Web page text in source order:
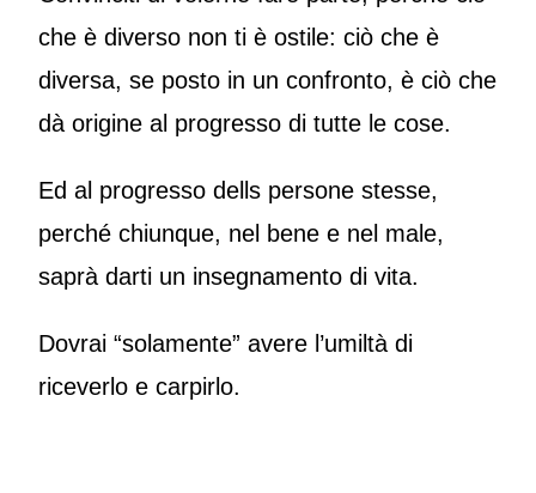
che è diverso non ti è ostile: ciò che è
diversa, se posto in un confronto, è ciò che
dà origine al progresso di tutte le cose.
Ed al progresso dells persone stesse,
perché chiunque, nel bene e nel male,
saprà darti un insegnamento di vita.
Dovrai “solamente” avere l’umiltà di
riceverlo e carpirlo.